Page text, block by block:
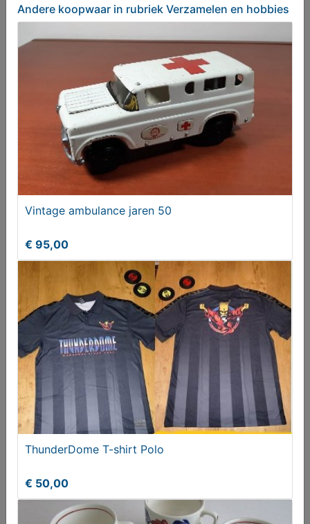
Laat je niet haasten of bang maken!
Aangeboden
Lucifer merken
T.e.a.b.
Andere koopwaar in rubriek Verzamelen en hobbies
Vintage ambulance jaren 50
€ 95,00
ThunderDome T-shirt Polo
€ 50,00